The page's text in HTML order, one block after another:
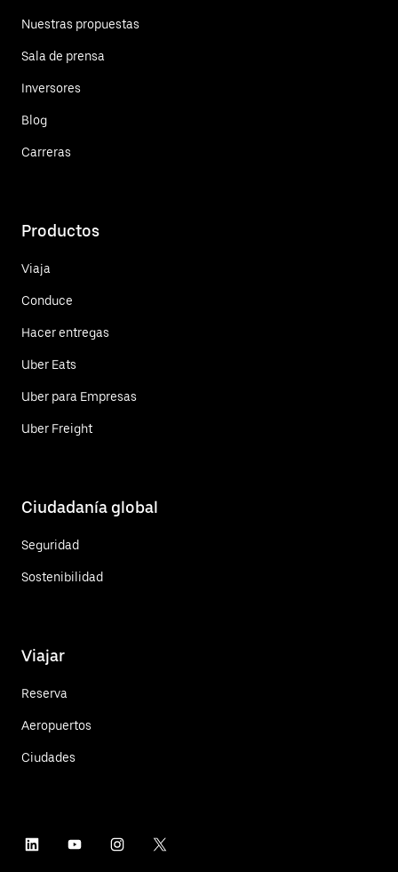
Nuestras propuestas
Sala de prensa
Inversores
Blog
Carreras
Productos
Viaja
Conduce
Hacer entregas
Uber Eats
Uber para Empresas
Uber Freight
Ciudadanía global
Seguridad
Sostenibilidad
Viajar
Reserva
Aeropuertos
Ciudades